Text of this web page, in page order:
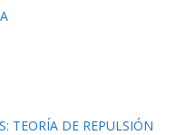
TEORÍA DE REPULSIÓN